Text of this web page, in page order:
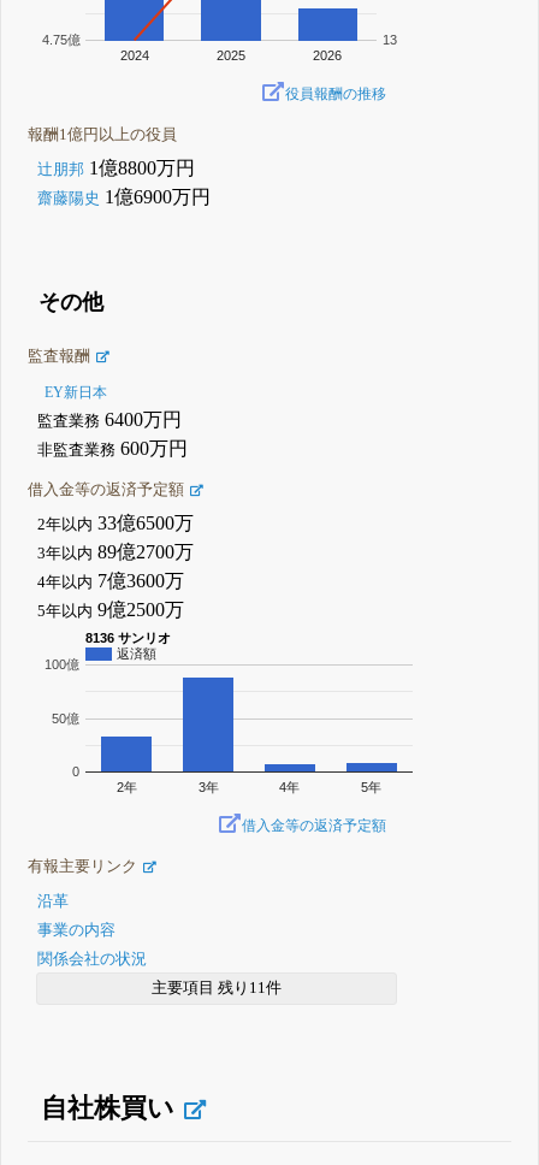
2024 2025 2026
4.75億 13
役員報酬の推移
報酬1億円以上の役員
辻朋邦 1億8800万円
齋藤陽史 1億6900万円
その他
監査報酬
EY新日本
監査業務 6400万円
非監査業務 600万円
借入金等の返済予定額
2年以内 33億6500万
3年以内 89億2700万
4年以内 7億3600万
5年以内 9億2500万
8136 サンリオ
返済額
2年 3年 4年 5年
0
50億
100億
借入金等の返済予定額
有報主要リンク
沿革
事業の内容
関係会社の状況
主要項目 残り11件
自社株買い